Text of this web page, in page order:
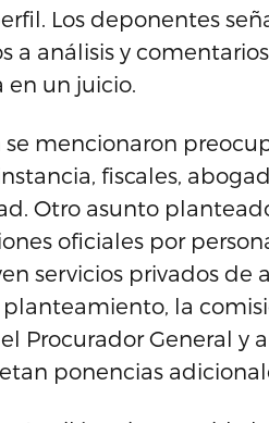
Los deponentes
a análisis y
en un juicio.
mencionaron
fiscales,
Otro asunto
oficiales por
servicios privados de
planteamiento, la
Procurador General y
ponencias